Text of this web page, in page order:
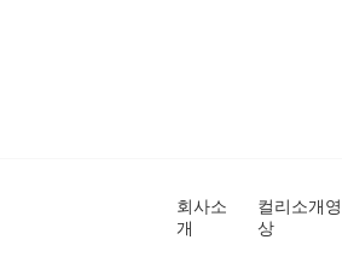
회사소
개
컬리소개영
상